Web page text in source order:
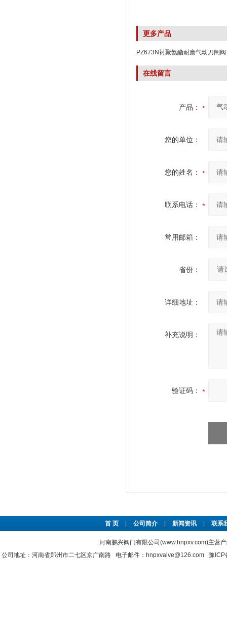
更多产品
PZ673N衬聚氨酯耐磨气动刀闸
在线留言
产品：
您的单位：
您的姓名：
联系电话：
常用邮箱：
省份：
详细地址：
补充说明：
验证码：
首 页 公司简介 新闻资讯 联系
河南鹏兴阀门有限公司(www.hnpxv.com)主营
公司地址：河南省郑州市二七区京广南路 电子邮件：hnpxvalve@126.com 豫ICP